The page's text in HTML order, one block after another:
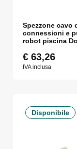
Spezzone cavo
connessioni e
robot piscina
€63,26
IVA inclusa
Disponibile